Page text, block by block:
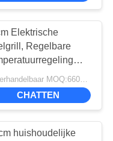
Elektrische
Regelbare
Tafelgrill
CHATTEN
huishoudelijke